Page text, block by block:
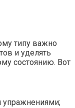
типу важно
и уделять
состоянию. Вот
упражнениями;